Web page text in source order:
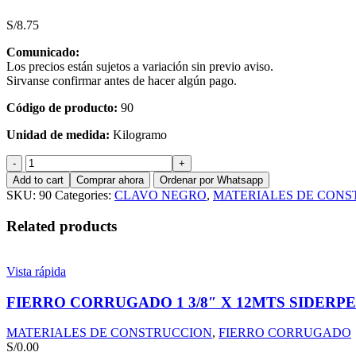
S/8.75
Comunicado:
Los precios están sujetos a variación sin previo aviso.
Sirvanse confirmar antes de hacer algún pago.
Código de producto: 90
Unidad de medida: Kilogramo
CLAVO
DE
ALAMBRE
1/2"
X
17
Add to cart Comprar ahora Ordenar por Whatsapp
SKU: 90 Categories: CLAVO NEGRO, MATERIALES DE
Related products
Vista rápida
FIERRO CORRUGADO 1 3/8″ X 12MTS
MATERIALES DE CONSTRUCCION, FIERRO CORRUGADO
S/0.00